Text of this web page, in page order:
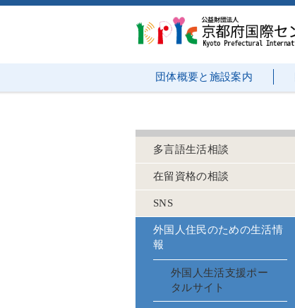
団体概要と施設案内
多言語生活相談
在留資格の相談
SNS
外国人住民のための生活情
報
外国人生活支援ポー
タルサイト